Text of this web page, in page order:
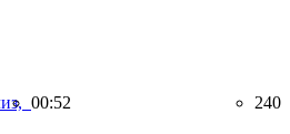
00:52 240